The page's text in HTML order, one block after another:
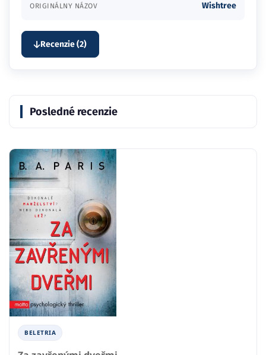
ORIGINÁLNY NÁZOV Wishtree
Recenzie (2)
Posledné recenzie
BELETRIA